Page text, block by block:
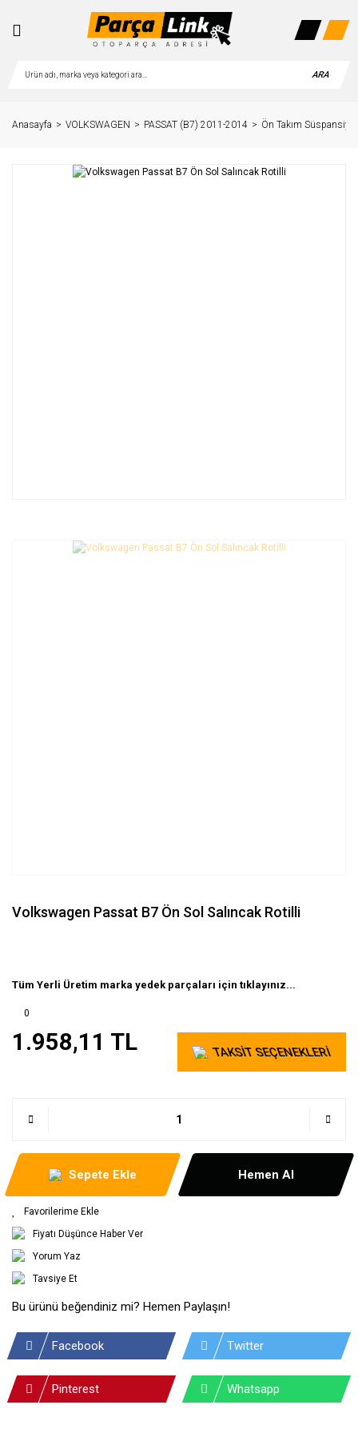
ARA
Anasayfa VOLKSWAGEN PASSAT (B7) 2011-2014 Ön Takım
Volkswagen Passat B7 Ön Sol Salıncak Rotilli
Tüm Yerli Üretim marka yedek parçaları için tıklayınız...
0
1.958,11 TL TAKSİT SEÇENEKLERİ
Sepete Ekle Hemen Al
Fiyatı Düşünce Haber Ver
Yorum Yaz
Tavsiye Et
Bu ürünü beğendiniz mi? Hemen Paylaşın!
Facebook Twitter
Pinterest Whatsapp